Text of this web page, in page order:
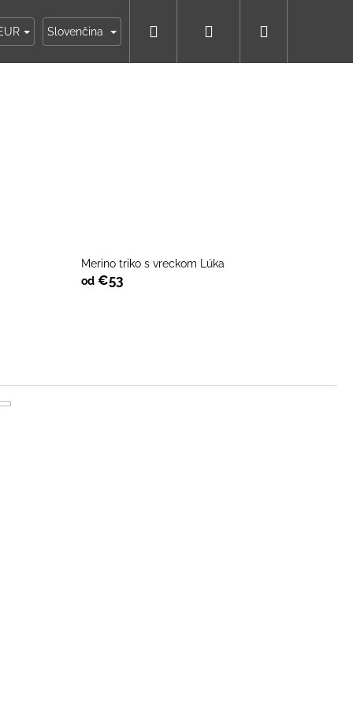
Moja objednávka
Slovenčina Prihlásenie
Merino triko s vreckom Lúka
od €53